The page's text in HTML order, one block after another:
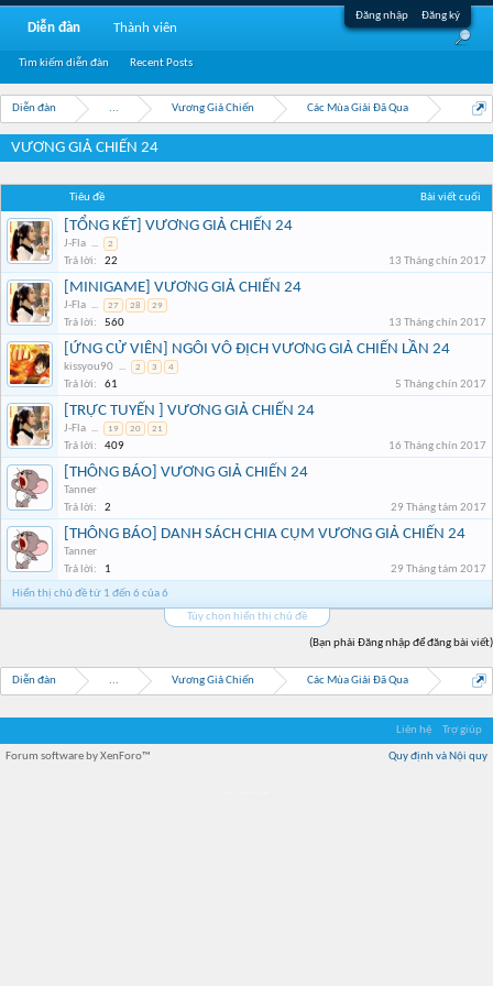
Đăng nhập Đăng ký
Diễn đàn ... Vương Giả Chiến Các Mùa Giải Đã Qua
VƯƠNG GIẢ CHIẾN 24
Tiêu đề Bài viết cuối
[TỔNG KẾT] VƯƠNG GIẢ CHIẾN 24
J-Fla ... 2
Trả lời: 22 13 Tháng chín 2017
[MINIGAME] VƯƠNG GIẢ CHIẾN 24
J-Fla ... 27 28 29
Trả lời: 560 13 Tháng chín 2017
[ỨNG CỬ VIÊN] NGÔI VÔ ĐỊCH VƯƠNG GIẢ CHIẾN LẦN 24
kissyou90 ... 2 3 4
Trả lời: 61 5 Tháng chín 2017
[TRỰC TUYẾN ] VƯƠNG GIẢ CHIẾN 24
J-Fla ... 19 20 21
Trả lời: 409 16 Tháng chín 2017
[THÔNG BÁO] VƯƠNG GIẢ CHIẾN 24
Tanner
Trả lời:
2 29 Tháng tám 2017
[THÔNG BÁO] DANH SÁCH CHIA CỤM VƯƠNG GIẢ CHIẾN 24
Tanner
Trả lời:
1
29 Tháng tám 2017
Hiển thị chủ đề từ 1 đến 6 của 6
Tùy chọn hiển thị chủ đề
(Bạn phải Đăng nhập để đăng bài viết)
Diễn đàn ... Vương Giả Chiến Các Mùa Giải Đã Qua
Diễn đàn
Tìm kiếm diễn đàn Recent Posts
Thành viên
Liên hệ Trợ giúp
Quy định và Nội quy
Forum software by XenForo™